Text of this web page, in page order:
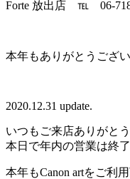
Forte 放出店 ℡ 06-
本年もありがとうござ
2020.12.31 update.
いつもご来店ありがと
本日で年内の営業は終
本年もCanon artをご利